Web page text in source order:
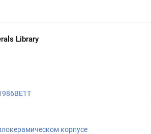
Library
корпусе